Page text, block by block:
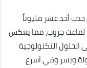
أحد عشر مليوناً
جروب، مما يعكس
الحلول التكنولوجية
ويسر وفي أسرع